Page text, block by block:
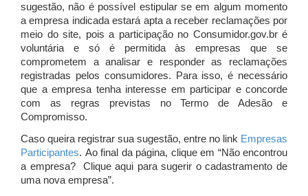
sugestão, não é possível estipular se em algum momento
a empresa indicada estará apta a receber reclamações por
meio do site, pois a participação no Consumidor.gov.br é
voluntária e só é permitida às empresas que se
comprometem a analisar e responder as reclamações
registradas pelos consumidores. Para isso, é necessário
que a empresa tenha interesse em participar e concorde
com as regras previstas no Termo de Adesão e
Compromisso.
Caso queira registrar sua sugestão, entre no link Empresas
Participantes. Ao final da página, clique em “Não encontrou
a empresa? Clique aqui para sugerir o cadastramento de
uma nova empresa”.